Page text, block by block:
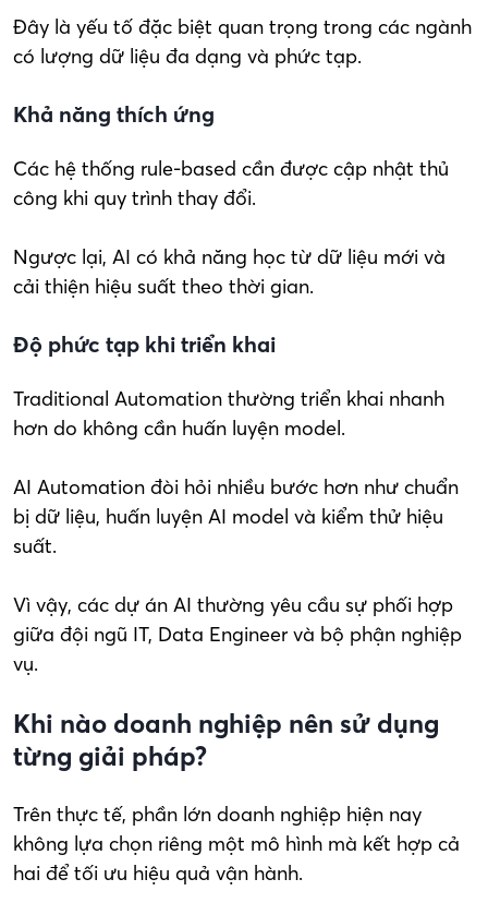
Đây là yếu tố đặc biệt quan trọng trong các ngành
có lượng dữ liệu đa dạng và phức tạp.
Khả năng thích ứng
Các hệ thống rule-based cần được cập nhật thủ
công khi quy trình thay đổi.
Ngược lại, AI có khả năng học từ dữ liệu mới và
cải thiện hiệu suất theo thời gian.
Độ phức tạp khi triển khai
Traditional Automation thường triển khai nhanh
hơn do không cần huấn luyện model.
AI Automation đòi hỏi nhiều bước hơn như chuẩn
bị dữ liệu, huấn luyện AI model và kiểm thử hiệu
suất.
Vì vậy, các dự án AI thường yêu cầu sự phối hợp
giữa đội ngũ IT, Data Engineer và bộ phận nghiệp
vụ.
Khi nào doanh nghiệp nên sử dụng
từng giải pháp?
Trên thực tế, phần lớn doanh nghiệp hiện nay
không lựa chọn riêng một mô hình mà kết hợp cả
hai để tối ưu hiệu quả vận hành.